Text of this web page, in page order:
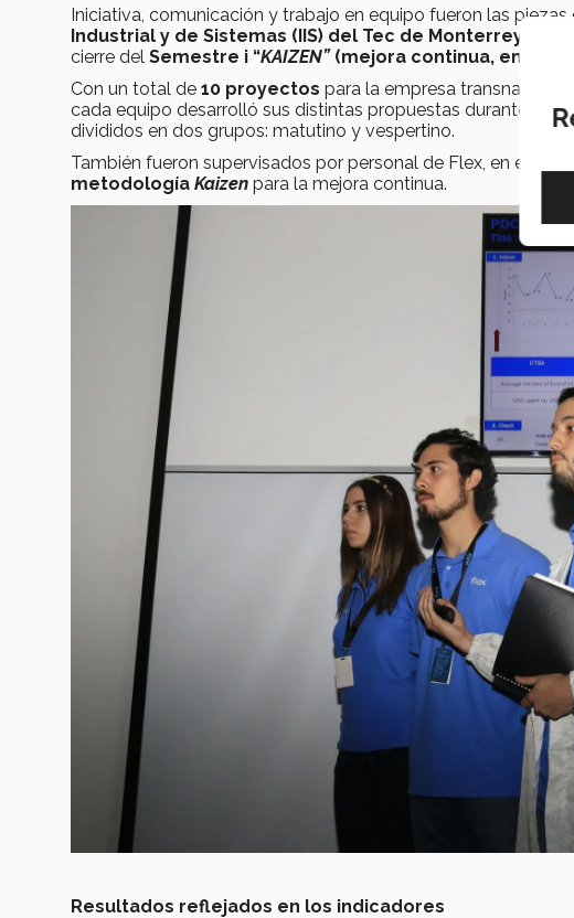
Iniciativa, comunicación y trabajo en equipo fueron las
Industrial y de Sistemas (IIS) del Tec de Monterrey,
cierre del Semestre i “KAIZEN” (mejora continua, en
Con un total de 10 proyectos para la empresa
cada equipo desarrolló sus distintas propuestas durante el
divididos en dos grupos: matutino y vespertino.
También fueron supervisados por personal de Flex, en el
metodología Kaizen para la mejora continua.
Resultados reflejados en los indicadores